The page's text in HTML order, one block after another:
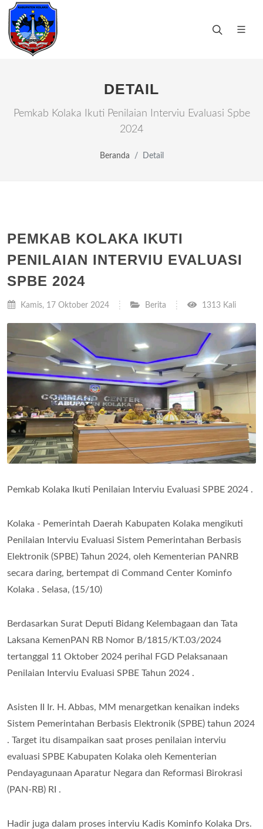
DETAIL
Pemkab Kolaka Ikuti Penilaian Interviu Evaluasi Spbe
2024
Beranda Detail
PEMKAB KOLAKA IKUTI
PENILAIAN INTERVIU EVALUASI
SPBE 2024
Kamis, 17 Oktober 2024 Berita 1313 Kali
Pemkab Kolaka Ikuti Penilaian Interviu Evaluasi SPBE 2024 .
Kolaka - Pemerintah Daerah Kabupaten Kolaka mengikuti
Penilaian Interviu Evaluasi Sistem Pemerintahan Berbasis
Elektronik (SPBE) Tahun 2024, oleh Kementerian PANRB
secara daring, bertempat di Command Center Kominfo
Kolaka . Selasa, (15/10)
Berdasarkan Surat Deputi Bidang Kelembagaan dan Tata
Laksana KemenPAN RB Nomor B/1815/KT.03/2024
tertanggal 11 Oktober 2024 perihal FGD Pelaksanaan
Penilaian Interviu Evaluasi SPBE Tahun 2024 .
Asisten II Ir. H. Abbas, MM menargetkan kenaikan indeks
Sistem Pemerintahan Berbasis Elektronik (SPBE) tahun 2024
. Target itu disampaikan saat proses penilaian interviu
evaluasi SPBE Kabupaten Kolaka oleh Kementerian
Pendayagunaan Aparatur Negara dan Reformasi Birokrasi
(PAN-RB) RI .
Hadir juga dalam proses interviu Kadis Kominfo Kolaka Drs.